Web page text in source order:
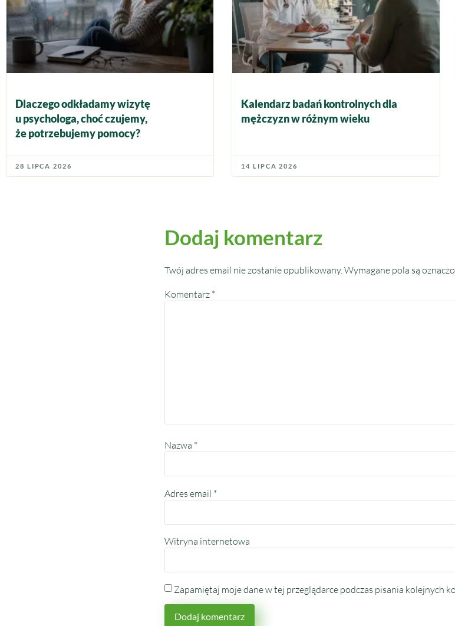
Dlaczego odkładamy wizytę
u psychologa, choć czujemy,
że potrzebujemy pomocy?
28 LIPCA 2026
Kalendarz badań kontrolnych dla
mężczyzn w różnym wieku
14 LIPCA 2026
Dodaj komentarz
Twój adres email nie zostanie opublikowany. Wymagane pola są
Komentarz *
Nazwa *
Adres email *
Witryna internetowa
Zapamiętaj moje dane w tej przeglądarce podczas pisania kolejnych